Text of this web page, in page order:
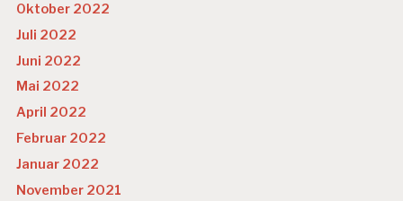
Oktober 2022
Juli 2022
Juni 2022
Mai 2022
April 2022
Februar 2022
Januar 2022
November 2021